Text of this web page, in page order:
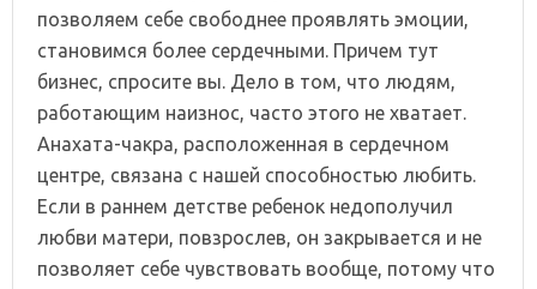
позволяем себе свободнее проявлять эмоции,
становимся более сердечными. Причем тут
бизнес, спросите вы. Дело в том, что людям,
работающим наизнос, часто этого не хватает.
Анахата-чакра, расположенная в сердечном
центре, связана с нашей способностью любить.
Если в раннем детстве ребенок недополучил
любви матери, повзрослев, он закрывается и не
позволяет себе чувствовать вообще, потому что